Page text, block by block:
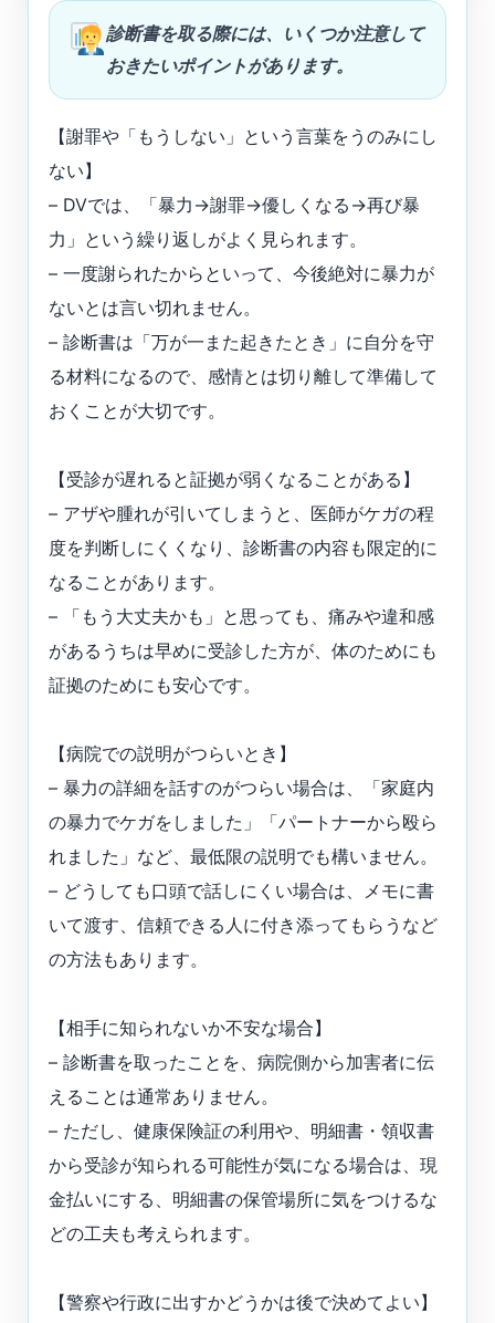
診断書を取る際には、いくつか注意して
おきたいポイントがあります。
【謝罪や「もうしない」という言葉をうのみにし
ない】
– DVでは、「暴力→謝罪→優しくなる→再び暴
力」という繰り返しがよく見られます。
– 一度謝られたからといって、今後絶対に暴力が
ないとは言い切れません。
– 診断書は「万が一また起きたとき」に自分を守
る材料になるので、感情とは切り離して準備して
おくことが大切です。
【受診が遅れると証拠が弱くなることがある】
– アザや腫れが引いてしまうと、医師がケガの程
度を判断しにくくなり、診断書の内容も限定的に
なることがあります。
– 「もう大丈夫かも」と思っても、痛みや違和感
があるうちは早めに受診した方が、体のためにも
証拠のためにも安心です。
【病院での説明がつらいとき】
– 暴力の詳細を話すのがつらい場合は、「家庭内
の暴力でケガをしました」「パートナーから殴ら
れました」など、最低限の説明でも構いません。
– どうしても口頭で話しにくい場合は、メモに書
いて渡す、信頼できる人に付き添ってもらうなど
の方法もあります。
【相手に知られないか不安な場合】
– 診断書を取ったことを、病院側から加害者に伝
えることは通常ありません。
– ただし、健康保険証の利用や、明細書・領収書
から受診が知られる可能性が気になる場合は、現
金払いにする、明細書の保管場所に気をつけるな
どの工夫も考えられます。
【警察や行政に出すかどうかは後で決めてよい】